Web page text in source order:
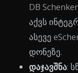
DB
აქვს
ასევე
დონეზე.
დაჯავშნა: